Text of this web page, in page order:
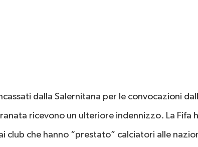
dalla Salernitana per le convocazioni
ricevono un ulteriore indennizzo. La Fifa
club che hanno “prestato” calciatori alle